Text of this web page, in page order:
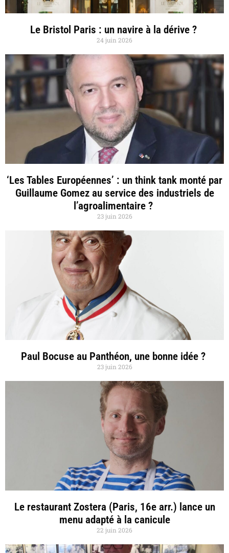
Le Bristol Paris : un navire à la dérive ?
24 juin 2026
‘Les Tables Européennes’ : un think tank monté par
Guillaume Gomez au service des industriels de
l’agroalimentaire ?
23 juin 2026
Paul Bocuse au Panthéon, une bonne idée ?
23 juin 2026
Le restaurant Zostera (Paris, 16e arr.) lance un
menu adapté à la canicule
22 juin 2026